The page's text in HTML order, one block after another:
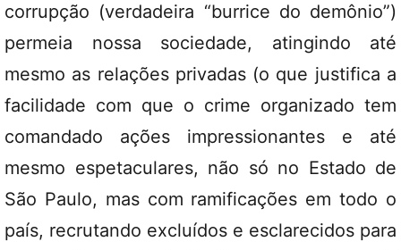
corrupção (verdadeira “burrice do demônio”)
permeia nossa sociedade, atingindo até
mesmo as relações privadas (o que justifica a
facilidade com que o crime organizado tem
comandado ações impressionantes e até
mesmo espetaculares, não só no Estado de
São Paulo, mas com ramificações em todo o
país, recrutando excluídos e esclarecidos para